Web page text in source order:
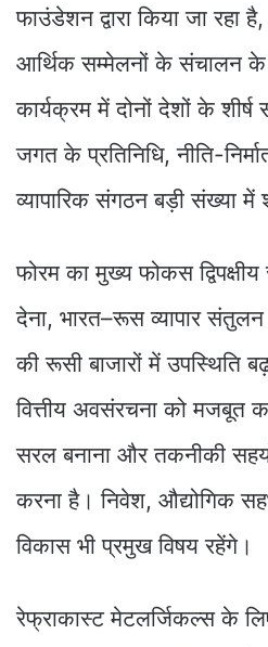
फाउंडेशन द्वारा किया जा
आर्थिक सम्मेलनों के संचालन के
कार्यक्रम में दोनों देशों के शीर्ष
जगत के प्रतिनिधि, नीति-
व्यापारिक संगठन बड़ी संख्या में
फोरम का मुख्य फोकस
देना, भारत–रूस व्यापार संतुलन
की रूसी बाजारों में उपस्थिति
वित्तीय अवसंरचना को मजबूत
सरल बनाना और तकनीकी
करना है। निवेश, औद्योगिक
विकास भी प्रमुख विषय रहेंगे।
रेफ्राकास्ट मेटलर्जिकल्स के